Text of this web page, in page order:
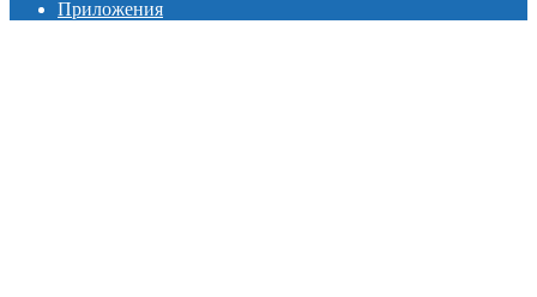
Приложения